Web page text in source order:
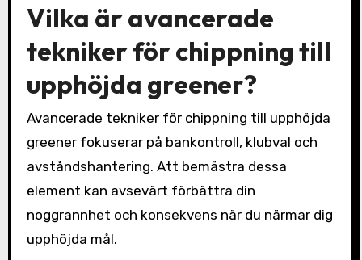
Vilka är avancerade
tekniker för chippning till
upphöjda greener?
Avancerade tekniker för chippning till upphöjda
greener fokuserar på bankontroll, klubval och
avståndshantering. Att bemästra dessa
element kan avsevärt förbättra din
noggrannhet och konsekvens när du närmar dig
upphöjda mål.